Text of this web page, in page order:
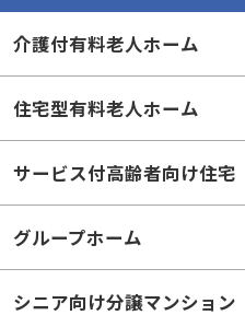
介護付有料老人ホーム
住宅型有料老人ホーム
サービス付高齢者向け住宅
グループホーム
シニア向け分譲マンション